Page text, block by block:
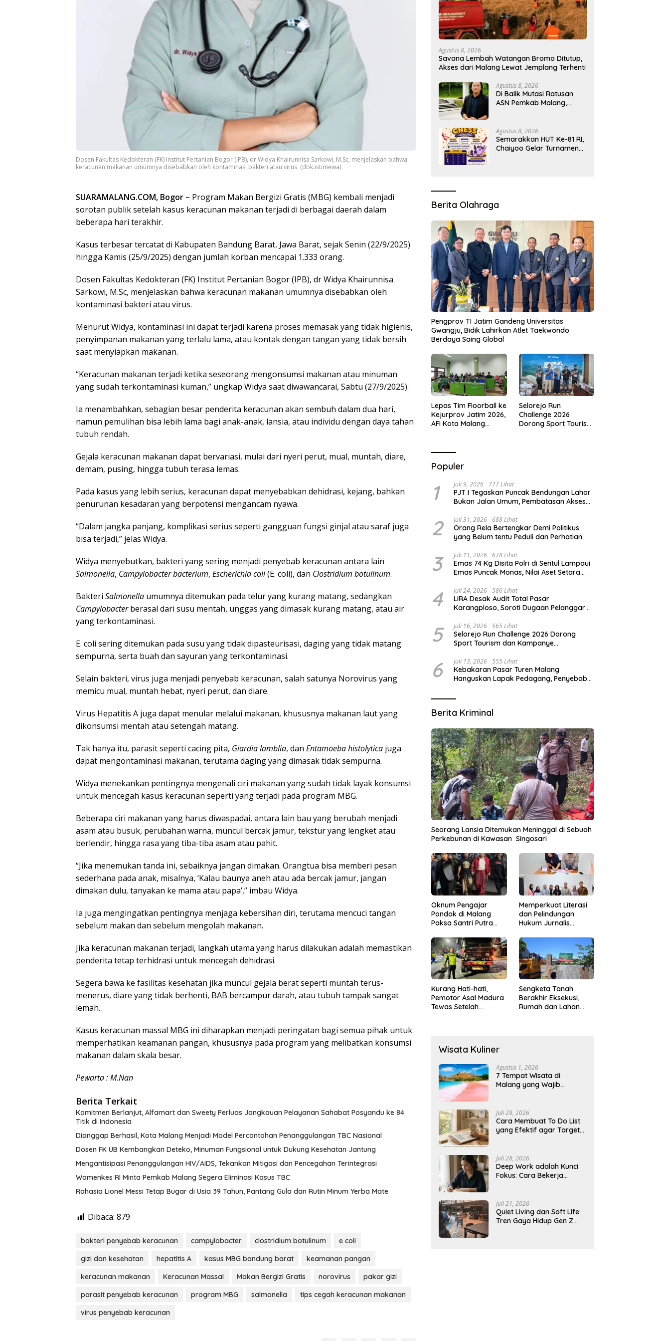
Dosen Fakultas Kedokteran (FK) Institut Pertanian Bogor (IPB), dr Widya Khairunnisa Sarkowi, M.Sc, menjelaskan bahwa
keracunan makanan umumnya disebabkan oleh kontaminasi bakteri atau virus. (dok.istimewa)
SUARAMALANG.COM, Bogor – Program Makan Bergizi Gratis (MBG) kembali menjadi
sorotan publik setelah kasus keracunan makanan terjadi di berbagai daerah dalam
beberapa hari terakhir.
Kasus terbesar tercatat di Kabupaten Bandung Barat, Jawa Barat, sejak Senin (22/9/2025)
hingga Kamis (25/9/2025) dengan jumlah korban mencapai 1.333 orang.
Dosen Fakultas Kedokteran (FK) Institut Pertanian Bogor (IPB), dr Widya Khairunnisa
Sarkowi, M.Sc, menjelaskan bahwa keracunan makanan umumnya disebabkan oleh
kontaminasi bakteri atau virus.
Menurut Widya, kontaminasi ini dapat terjadi karena proses memasak yang tidak higienis,
penyimpanan makanan yang terlalu lama, atau kontak dengan tangan yang tidak bersih
saat menyiapkan makanan.
“Keracunan makanan terjadi ketika seseorang mengonsumsi makanan atau minuman
yang sudah terkontaminasi kuman,” ungkap Widya saat diwawancarai, Sabtu (27/9/2025).
Ia menambahkan, sebagian besar penderita keracunan akan sembuh dalam dua hari,
namun pemulihan bisa lebih lama bagi anak-anak, lansia, atau individu dengan daya tahan
tubuh rendah.
Gejala keracunan makanan dapat bervariasi, mulai dari nyeri perut, mual, muntah, diare,
demam, pusing, hingga tubuh terasa lemas.
Pada kasus yang lebih serius, keracunan dapat menyebabkan dehidrasi, kejang, bahkan
penurunan kesadaran yang berpotensi mengancam nyawa.
“Dalam jangka panjang, komplikasi serius seperti gangguan fungsi ginjal atau saraf juga
bisa terjadi,” jelas Widya.
Widya menyebutkan, bakteri yang sering menjadi penyebab keracunan antara lain
Salmonella, Campylobacter bacterium, Escherichia coli(E. coli), dan Clostridium botulinum.
Bakteri Salmonella umumnya ditemukan pada telur yang kurang matang, sedangkan
Campylobacterberasal dari susu mentah, unggas yang dimasak kurang matang, atau air
yang terkontaminasi.
E. coli sering ditemukan pada susu yang tidak dipasteurisasi, daging yang tidak matang
sempurna, serta buah dan sayuran yang terkontaminasi.
Selain bakteri, virus juga menjadi penyebab keracunan, salah satunya Norovirus yang
memicu mual, muntah hebat, nyeri perut, dan diare.
Virus Hepatitis A juga dapat menular melalui makanan, khususnya makanan laut yang
dikonsumsi mentah atau setengah matang.
Tak hanya itu, parasit seperti cacing pita, Giardia lamblia, dan Entamoeba histolytica juga
dapat mengontaminasi makanan, terutama daging yang dimasak tidak sempurna.
Widya menekankan pentingnya mengenali ciri makanan yang sudah tidak layak konsumsi
untuk mencegah kasus keracunan seperti yang terjadi pada program MBG.
Beberapa ciri makanan yang harus diwaspadai, antara lain bau yang berubah menjadi
asam atau busuk, perubahan warna, muncul bercak jamur, tekstur yang lengket atau
berlendir, hingga rasa yang tiba-tiba asam atau pahit.
“Jika menemukan tanda ini, sebaiknya jangan dimakan. Orangtua bisa memberi pesan
sederhana pada anak, misalnya, ‘Kalau baunya aneh atau ada bercak jamur, jangan
dimakan dulu, tanyakan ke mama atau papa’,” imbau Widya.
Ia juga mengingatkan pentingnya menjaga kebersihan diri, terutama mencuci tangan
sebelum makan dan sebelum mengolah makanan.
Jika keracunan makanan terjadi, langkah utama yang harus dilakukan adalah memastikan
penderita tetap terhidrasi untuk mencegah dehidrasi.
Segera bawa ke fasilitas kesehatan jika muncul gejala berat seperti muntah terus-
menerus, diare yang tidak berhenti, BAB bercampur darah, atau tubuh tampak sangat
lemah.
Kasus keracunan massal MBG ini diharapkan menjadi peringatan bagi semua pihak untuk
memperhatikan keamanan pangan, khususnya pada program yang melibatkan konsumsi
makanan dalam skala besar.
Pewarta : M.Nan
Berita Terkait
Komitmen Berlanjut, Alfamart dan Sweety Perluas Jangkauan Pelayanan Sahabat Posyandu ke 84
Titik di Indonesia
Dianggap Berhasil, Kota Malang Menjadi Model Percontohan Penanggulangan TBC Nasional
Dosen FK UB Kembangkan Deteko, Minuman Fungsional untuk Dukung Kesehatan Jantung
Mengantisipasi Penanggulangan HIV/AIDS, Tekankan Mitigasi dan Pencegahan Terintegrasi
Wamenkes RI Minta Pemkab Malang Segera Eliminasi Kasus TBC
Rahasia Lionel Messi Tetap Bugar di Usia 39 Tahun, Pantang Gula dan Rutin Minum Yerba Mate
Dibaca: 879
bakteri penyebab keracunan campylobacter clostridium botulinum
e coli
gizi dan kesehatan
hepatitis A kasus MBG bandung barat
keamanan pangan
keracunan makanan
Keracunan Massal Makan Bergizi Gratis norovirus
pakar gizi
parasit penyebab keracunan
program MBG salmonella
tips cegah keracunan makanan
virus penyebab keracunan
Agustus 8, 2026
Savana Lembah Watangan Bromo Ditutup,
Akses dari Malang Lewat Jemplang Terhenti
Agustus 8, 2026
Di Balik Mutasi Ratusan
ASN Pemkab Malang,
Agustus 8, 2026
Semarakkan HUT Ke-81 RI,
Chaiyoo Gelar Turnamen
Berita Olahraga
Pengprov TI Jatim Gandeng Universitas
Gwangju, Bidik Lahirkan Atlet Taekwondo
Berdaya Saing Global
Lepas Tim Floorball ke
Kejurprov Jatim 2026,
AFI Kota Malang
Selorejo Run
Challenge 2026
Dorong Sport Tourism
Populer
1 Juli 9, 2026 777 Lihat
PJT I Tegaskan Puncak Bendungan Lahor
Bukan Jalan Umum, Pembatasan Akses
2 Juli 31, 2026 688 Lihat
Orang Rela Bertengkar Demi Politikus
yang Belum tentu Peduli dan Perhatian
3 Juli 11, 2026 678 Lihat
Emas 74 Kg Disita Polri di Sentul Lampaui
Emas Puncak Monas, Nilai Aset Setara
4 Juli 24, 2026 586 Lihat
LIRA Desak Audit Total Pasar
Karangploso, Soroti Dugaan Pelanggaran
5 Juli 16, 2026 565 Lihat
Selorejo Run Challenge 2026 Dorong
Sport Tourism dan Kampanye
6 Juli 13, 2026 555 Lihat
Kebakaran Pasar Turen Malang
Hanguskan Lapak Pedagang, Penyebab
Berita Kriminal
Seorang Lansia Ditemukan Meninggal di Sebuah
Perkebunan di Kawasan Singosari
Oknum Pengajar
Pondok di Malang
Paksa Santri Putra
Memperkuat Literasi
dan Pelindungan
Hukum Jurnalis
Hukumonline
Menyediakan Layanan
AI Gratis
Kurang Hati-hati,
Pemotor Asal Madura
Tewas Setelah
Sengketa Tanah
Berakhir Eksekusi,
Rumah dan Lahan
Wisata Kuliner
Agustus 1, 2026
7 Tempat Wisata di
Malang yang Wajib
Juli 29, 2026
Cara Membuat To Do List
yang Efektif agar Target
Juli 28, 2026
Deep Work adalah Kunci
Fokus: Cara Bekerja
Juli 21, 2026
Quiet Living dan Soft Life:
Tren Gaya Hidup Gen Z